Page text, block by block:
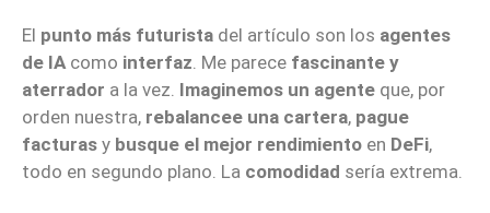
El punto más futurista del artículo son los agentes
de IA como interfaz . Me parece fascinante y
aterrador a la vez. Imaginemos un agente que, por
orden nuestra, rebalancee una cartera, pague
facturas y busque el mejor rendimiento en DeFi,
todo en segundo plano. La comodidad sería extrema.